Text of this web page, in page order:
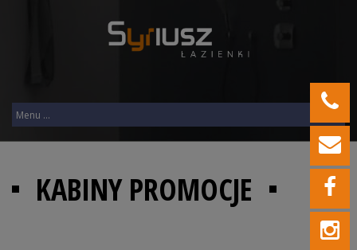
KABINY PROMOCJE